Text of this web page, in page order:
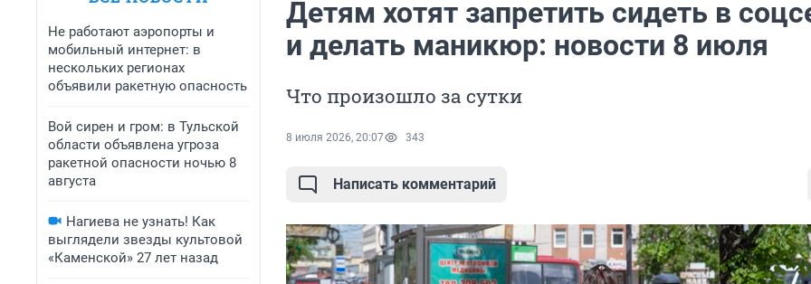
Не работают аэропорты и
мобильный интернет: в
нескольких регионах
объявили ракетную опасность
Вой сирен и гром: в Тульской
области объявлена угроза
ракетной опасности ночью 8
августа
Нагиева не узнать! Как
выглядели звезды культовой
«Каменской» 27 лет назад
Детям хотят запретить сидеть в
и делать маникюр: новости 8 июля
Что произошло за сутки
8 июля 2026, 20:07 343
Написать комментарий